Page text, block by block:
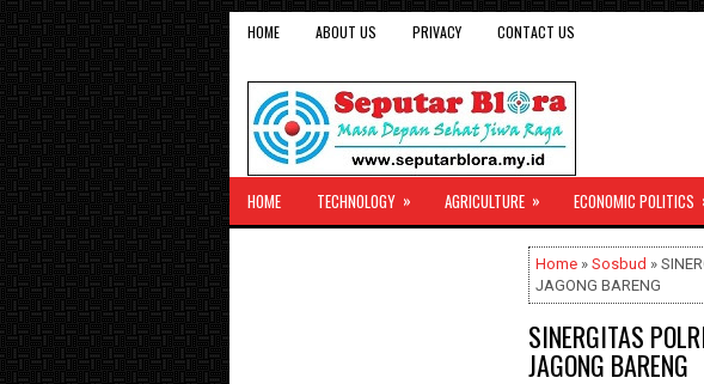
HOME ABOUT US PRIVACY CONTACT US
HOME TECHNOLOGY » AGRICULTURE » ECONOMIC POLITICS
Home » Sosbud »
JAGONG BARENG
SINERGITAS
JAGONG BARENG